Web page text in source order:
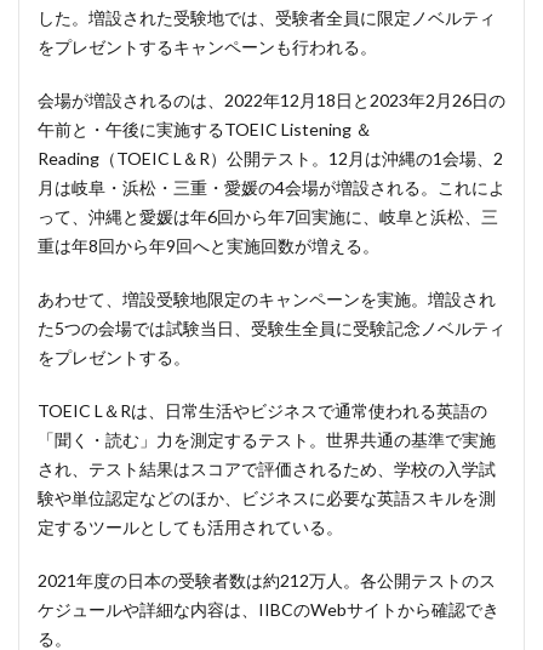
した。増設された受験地では、受験者全員に限定ノベルティ
をプレゼントするキャンペーンも行われる。
会場が増設されるのは、2022年12月18日と2023年2月26日の
午前と・午後に実施するTOEIC Listening ＆
Reading（TOEIC L＆R）公開テスト。12月は沖縄の1会場、2
月は岐阜・浜松・三重・愛媛の4会場が増設される。これによ
って、沖縄と愛媛は年6回から年7回実施に、岐阜と浜松、三
重は年8回から年9回へと実施回数が増える。
あわせて、増設受験地限定のキャンペーンを実施。増設され
た5つの会場では試験当日、受験生全員に受験記念ノベルティ
をプレゼントする。
TOEIC L＆Rは、日常生活やビジネスで通常使われる英語の
「聞く・読む」力を測定するテスト。世界共通の基準で実施
され、テスト結果はスコアで評価されるため、学校の入学試
験や単位認定などのほか、ビジネスに必要な英語スキルを測
定するツールとしても活用されている。
2021年度の日本の受験者数は約212万人。各公開テストのス
ケジュールや詳細な内容は、IIBCのWebサイトから確認でき
る。